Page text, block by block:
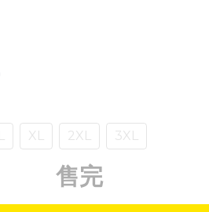
L XL 2XL 3XL
售完